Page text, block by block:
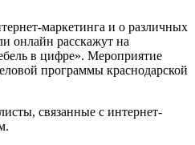
маркетинга и о различных
онлайн расскажут на
в цифре». Мероприятие
программы краснодарской
связанные с интернет-